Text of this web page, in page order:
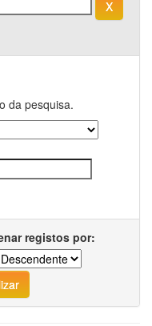
da pesquisa.
registos por: